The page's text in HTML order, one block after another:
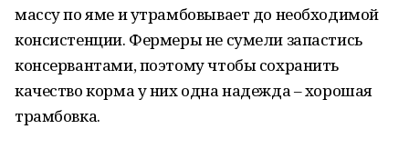
массу по яме и утрамбовывает до необходимой
консистенции. Фермеры не сумели запастись
консервантами, поэтому чтобы сохранить
качество корма у них одна надежда – хорошая
трамбовка.